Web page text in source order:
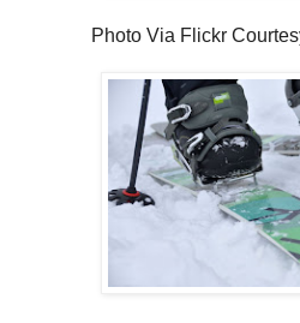
Photo Via Flickr